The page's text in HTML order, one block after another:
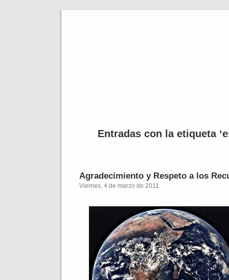
Entradas con la etiqueta
Agradecimiento y Respeto a los
Viernes, 4 de marzo de 2011